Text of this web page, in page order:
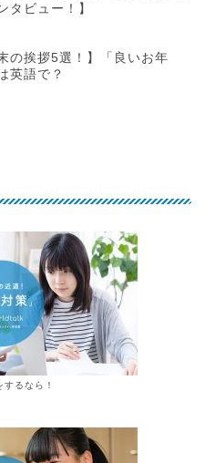
タビュー！】
の挨拶5選！】「良いお年
英語で？
るなら！